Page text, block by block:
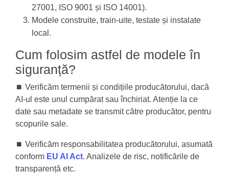
27001, ISO 9001 și ISO 14001).
Modele construite, train-uite, testate și instalate
local.
Cum folosim astfel de modele în
siguranță?
⏹️ Verificăm termenii și condițiile producătorului, dacă
AI-ul este unul cumpărat sau închiriat. Atenție la ce
date sau metadate se transmit către producător, pentru
scopurile sale.
⏹️ Verificăm responsabilitatea producătorului, asumată
conform EU AI Act. Analizele de risc, notificările de
transparență etc.